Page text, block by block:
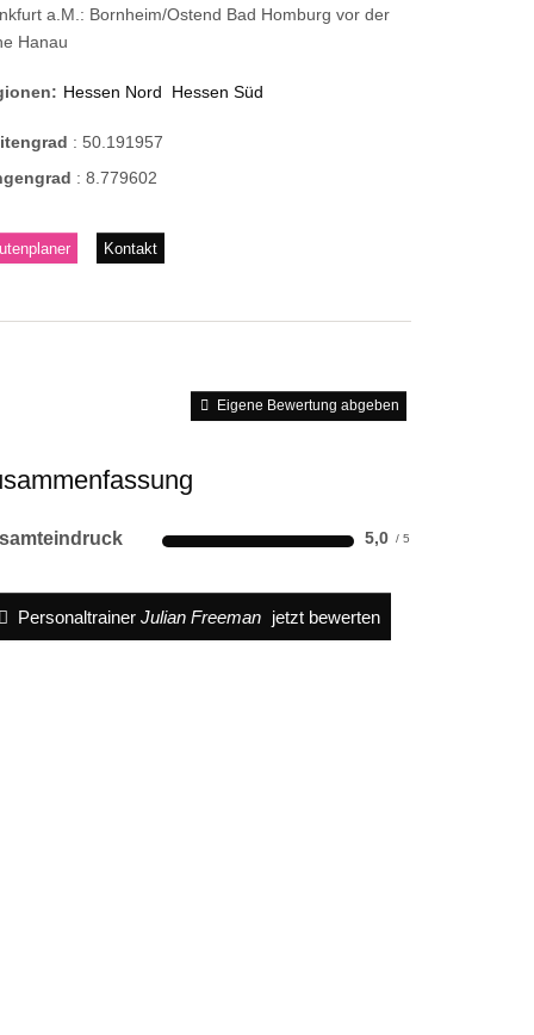
a.M.: Bornheim/Ostend Bad Homburg vor der
Hanau
Hessen Nord Hessen Süd
:50.191957
:8.779602
Kontakt
Eigene Bewertung abgeben
5,0
PersonaltrainerJulian Freeman jetzt bewerten